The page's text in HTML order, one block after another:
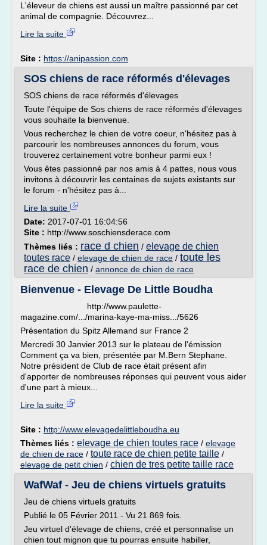
L'éleveur de chiens est aussi un maître passionné par cet
animal de compagnie. Découvrez...
Lire la suite
Site : https://anipassion.com
SOS chiens de race réformés d'élevages
SOS chiens de race réformés d'élevages
Toute l'équipe de Sos chiens de race réformés d'élevages
vous souhaite la bienvenue.
Vous recherchez le chien de votre coeur, n'hésitez pas à
parcourir les nombreuses annonces du forum, vous
trouverez certainement votre bonheur parmi eux !
Vous êtes passionné par nos amis à 4 pattes, nous vous
invitons à découvrir les centaines de sujets existants sur
le forum - n'hésitez pas à...
Lire la suite
Date: 2017-07-01 16:04:56
Site : http://www.soschiensderace.com
Thèmes liés : race d chien / elevage de chien
toutes race / elevage de chien de race / toute les
race de chien / annonce de chien de race
Bienvenue - Elevage De Little Boudha
http://www.paulette-
magazine.com/.../marina-kaye-ma-miss.../5626
Présentation du Spitz Allemand sur France 2
Mercredi 30 Janvier 2013 sur le plateau de l'émission
Comment ça va bien, présentée par M.Bern Stephane.
Notre président de Club de race était présent afin
d'apporter de nombreuses réponses qui peuvent vous aider
d'une part à mieux...
Lire la suite
Site : http://www.elevagedelittleboudha.eu
Thèmes liés : elevage de chien toutes race / elevage
de chien de race / toute race de chien petite taille /
elevage de petit chien / chien de tres petite taille race
WafWaf - Jeu de chiens virtuels gratuits
Jeu de chiens virtuels gratuits
Publié le 05 Février 2011 - Vu 21 869 fois.
Jeu virtuel d'élevage de chiens, créé et personnalise un
chien tout mignon que tu pourras ensuite habiller,